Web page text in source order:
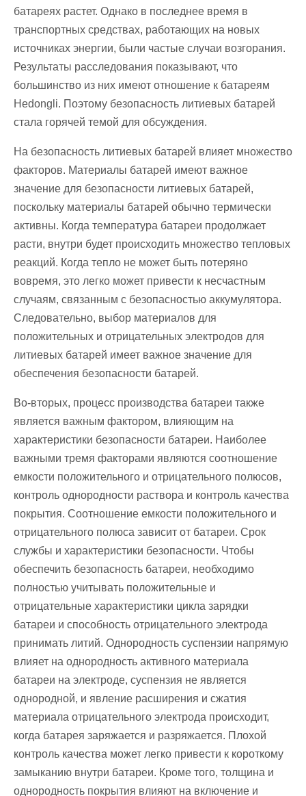
батареях растет. Однако в последнее время в
транспортных средствах, работающих на новых
источниках энергии, были частые случаи возгорания.
Результаты расследования показывают, что
большинство из них имеют отношение к батареям
Hedongli. Поэтому безопасность литиевых батарей
стала горячей темой для обсуждения.
На безопасность литиевых батарей влияет множество
факторов. Материалы батарей имеют важное
значение для безопасности литиевых батарей,
поскольку материалы батарей обычно термически
активны. Когда температура батареи продолжает
расти, внутри будет происходить множество тепловых
реакций. Когда тепло не может быть потеряно
вовремя, это легко может привести к несчастным
случаям, связанным с безопасностью аккумулятора.
Следовательно, выбор материалов для
положительных и отрицательных электродов для
литиевых батарей имеет важное значение для
обеспечения безопасности батарей.
Во-вторых, процесс производства батареи также
является важным фактором, влияющим на
характеристики безопасности батареи. Наиболее
важными тремя факторами являются соотношение
емкости положительного и отрицательного полюсов,
контроль однородности раствора и контроль качества
покрытия. Соотношение емкости положительного и
отрицательного полюса зависит от батареи. Срок
службы и характеристики безопасности. Чтобы
обеспечить безопасность батареи, необходимо
полностью учитывать положительные и
отрицательные характеристики цикла зарядки
батареи и способность отрицательного электрода
принимать литий. Однородность суспензии напрямую
влияет на однородность активного материала
батареи на электроде, суспензия не является
однородной, и явление расширения и сжатия
материала отрицательного электрода происходит,
когда батарея заряжается и разряжается. Плохой
контроль качества может легко привести к короткому
замыканию внутри батареи. Кроме того, толщина и
однородность покрытия влияют на включение и